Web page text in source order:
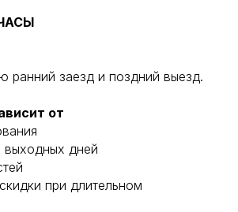
ранний заезд и поздний выезд.
от
выходных дней
при длительном